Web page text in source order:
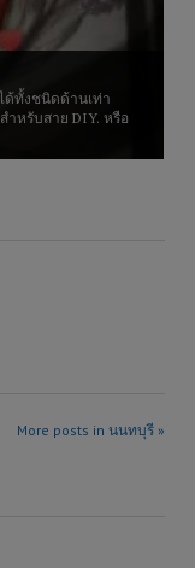
ด้ทั้งชนิดด้านเท่า
ำหรับสาย DIY. หรือ
More posts in นนทบุรี »